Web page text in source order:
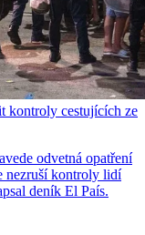
kontroly cestujících ze
odvetná opatření
nezruší kontroly lidí
deník El País.